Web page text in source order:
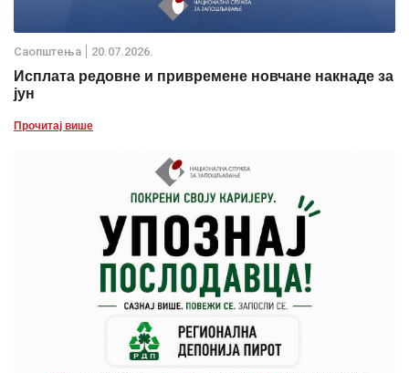
Саопштења 20.07.2026.
Исплата редовне и привремене новчане накнаде за
јун
Прочитај више